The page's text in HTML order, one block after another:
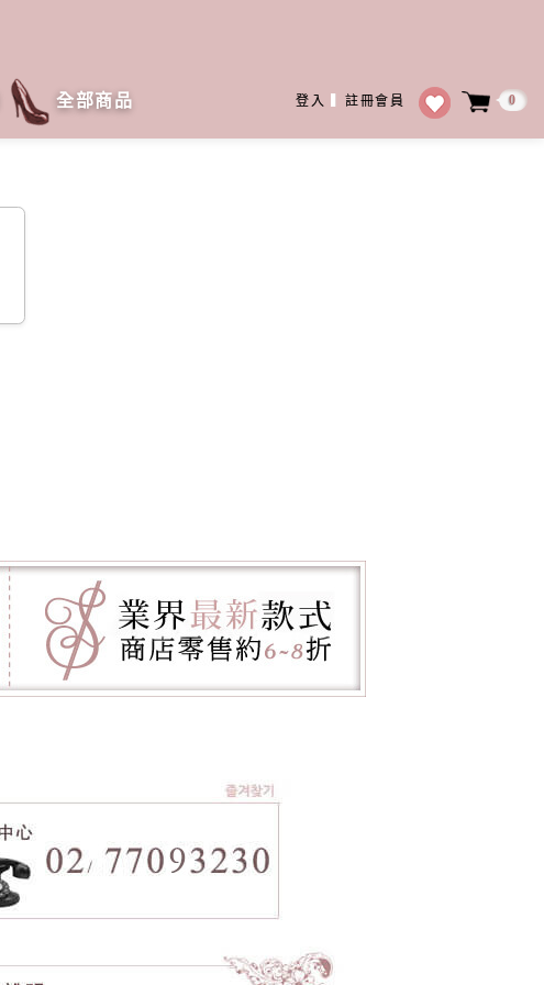
登入 註冊會員 0
全部商品